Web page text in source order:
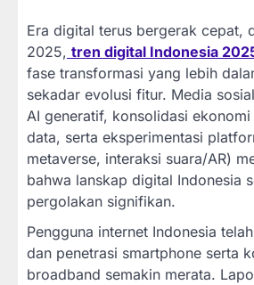
Era digital terus bergerak cepat,
2025, tren digital Indonesia
fase transformasi yang lebih
sekadar evolusi fitur. Media
AI generatif, konsolidasi
data, serta eksperimentasi
metaverse, interaksi suara/AR)
bahwa lanskap digital Indonesia
pergolakan signifikan.
Pengguna internet Indonesia
dan penetrasi smartphone serta
broadband semakin merata.